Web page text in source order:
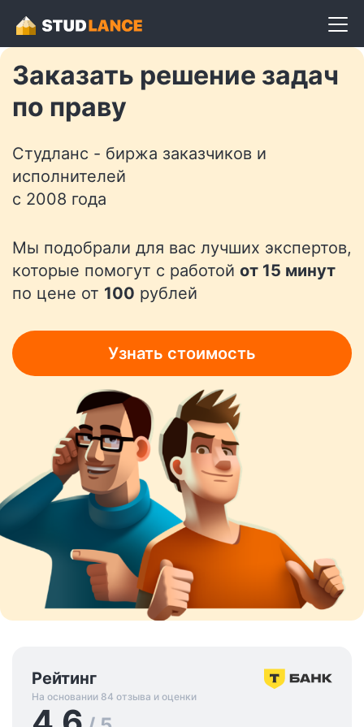
Заказать решение задач
по праву
Студланс - биржа заказчиков и
исполнителей
с 2008 года
Мы подобрали для вас лучших экспертов,
которые помогут с работой от 15 минут
по цене от 100 рублей
Узнать стоимость
Рейтинг
На основании 84 отзыва и оценки